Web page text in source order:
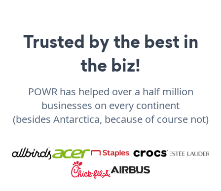
Trusted by the best in
the biz!
POWR has helped over a half million
businesses on every continent
(besides Antarctica, because of course not)